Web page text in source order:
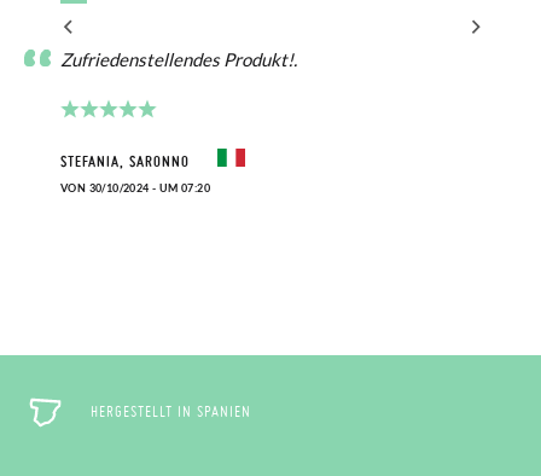
Zufriedenstellendes Produkt!.
STEFANIA, SARONNO
VON 30/10/2024 - UM 07:20
HERGESTELLT IN SPANIEN